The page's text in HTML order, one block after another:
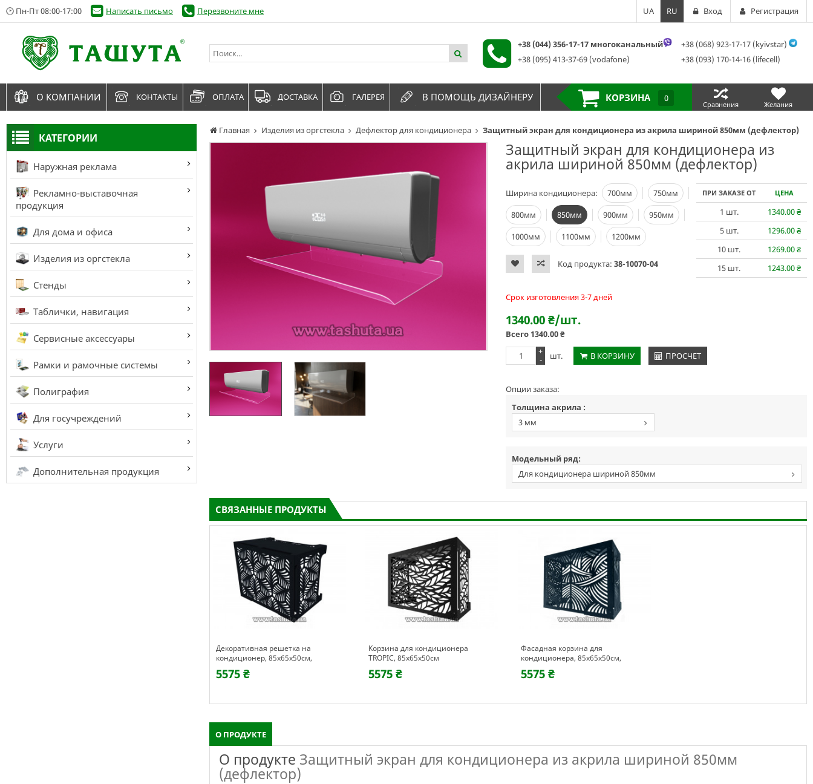
КАТЕГОРИИ
Наружная реклама
Рекламно-выставочная
продукция
Для дома и офиса
Изделия из оргстекла
Стенды
Таблички, навигация
Сервисные аксессуары
Рамки и рамочные системы
Полиграфия
Для госучреждений
Услуги
Дополнительная продукция
Главная Изделия из оргстекла Дефлектор для кондиционера Защитный экран для кондиционера из акрила шириной 850мм (дефлектор)
Защитный экран для кондиционера из
акрила шириной 850мм (дефлектор)
ПРИ ЗАКАЗЕ ОТ ЦЕНА
1 шт. 1340.00₴
5шт. 1296.00₴
10 шт. 1269.00₴
15 шт. 1243.00₴
Ширина кондиционера: 700мм
750мм
800мм
850мм 900мм
950мм
1000мм
1100мм 1200мм
Код продукта: 38-10070-04
Срок изготовления 3-7 дней
1340.00₴/шт.
Всего1340.00₴
+
-
шт. В КОРЗИНУ ПРОСЧЕТ
Опции заказа:
Толщина акрила :
3 мм
Модельный ряд:
Для кондиционера шириной 850мм
СВЯЗАННЫЕ ПРОДУКТЫ
Декоративная решетка на
кондиционер, 85х65х50см,
EKZOTIC
5575 ₴
Корзина для кондиционера
TROPIC, 85х65х50см
5575 ₴
Фасадная корзина для
кондиционера, 85х65х50см,
MANAUS
5575 ₴
О ПРОДУКТЕ
О продукте Защитный экран для кондиционера из акрила шириной 850мм
(дефлектор)
🕑 Пн-Пт 08:00-17:00 Написать письмо Перезвоните мне UA RU Вход Регистрация
+38 (044) 356-17-17 многоканальный
+38 (095) 413-37-69 (vodafone)
+38 (068) 923-17-17 (kyivstar)
+38 (093) 170-14-16 (lifecell)
О КОМПАНИИ КОНТАКТЫ ОПЛАТА ДОСТАВКА ГАЛЕРЕЯ В ПОМОЩЬ ДИЗАЙНЕРУ КОРЗИНА 0
Сравнения Желания